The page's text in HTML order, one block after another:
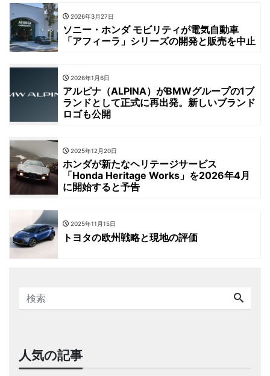
2026年3月27日
ソニー・ホンダ モビリティが電気自動車
「アフィーラ」シリーズの開発と販売を中止
2026年1月6日
アルピナ（ALPINA）がBMWグループの1ブ
ランドとして正式に再出発。新しいブランド
ロゴも公開
2025年12月20日
ホンダが新たなヘリテージサービス
「Honda Heritage Works」を2026年4月
に開始すると予告
2025年11月15日
トヨタの欧州戦略と現地の評価
人気の記事